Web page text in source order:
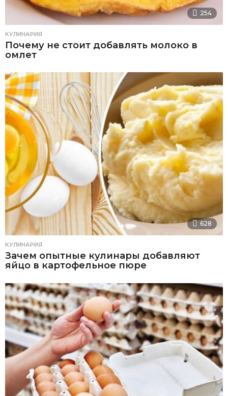
254
КУЛИНАРИЯ
Почему не стоит добавлять молоко в
омлет
628
КУЛИНАРИЯ
Зачем опытные кулинары добавляют
яйцо в картофельное пюре